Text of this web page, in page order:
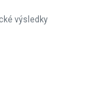
výsledky